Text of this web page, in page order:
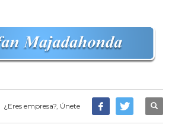
¿Eres empresa?, Únete